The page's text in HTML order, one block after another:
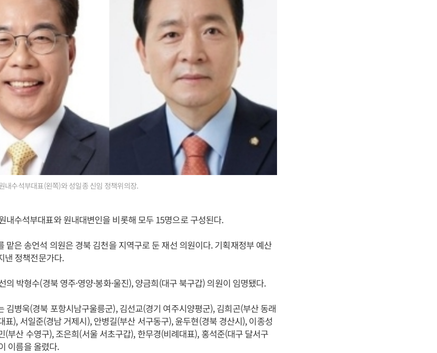
수석부대표(왼쪽)와 성일종 신임 정책위의장.
내수석부대표와 원내대변인을 비롯해 모두 15명으로 구성된다.
맡은 송언석 의원은 경북 김천을 지역구로 둔 재선 의원이다. 기획재정부 예산
낸 정책전문가다.
의 박형수(경북 영주·영양·봉화·울진), 양금희(대구 북구갑) 의원이 임명됐다.
김병욱(경북 포항시남구울릉군), 김선교(경기 여주시양평군), 김희곤(부산 동래
표), 서일준(경남 거제시), 안병길(부산 서구동구), 윤두현(경북 경산시), 이종성
(부산 수영구), 조은희(서울 서초구갑), 한무경(비례대표), 홍석준(대구 달서구
이름을 올렸다.